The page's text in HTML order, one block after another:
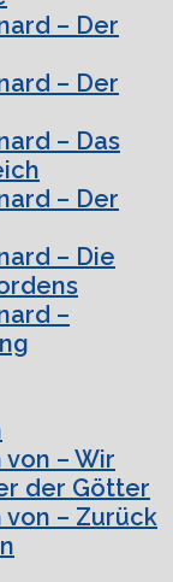
– Der
– Der
– Das
– Der
– Die
–
von – Wir
der Götter
von – Zurück